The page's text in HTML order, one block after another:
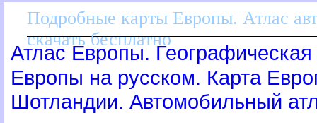
Подробные карты Европы. Атлас
скачать бесплатно
Атлас Европы. Географическая
Европы на русском. Карта
Шотландии. Автомобильный